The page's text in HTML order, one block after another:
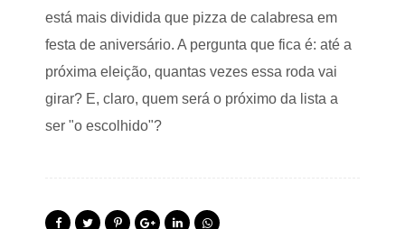
está mais dividida que pizza de calabresa em
festa de aniversário. A pergunta que fica é: até a
próxima eleição, quantas vezes essa roda vai
girar? E, claro, quem será o próximo da lista a
ser "o escolhido"?